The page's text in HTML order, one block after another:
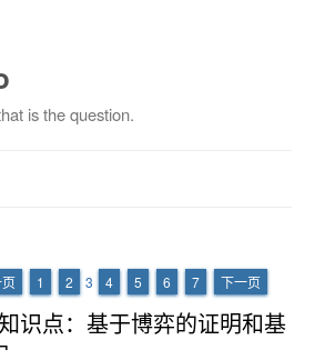
is the question.
页 1 2 3 4 5 6 7 下一页
识点：基于博弈的证明和基